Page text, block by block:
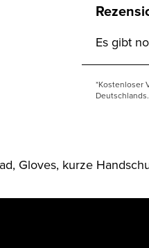
Es gibt
*Kostenloser
Gloves, kurze